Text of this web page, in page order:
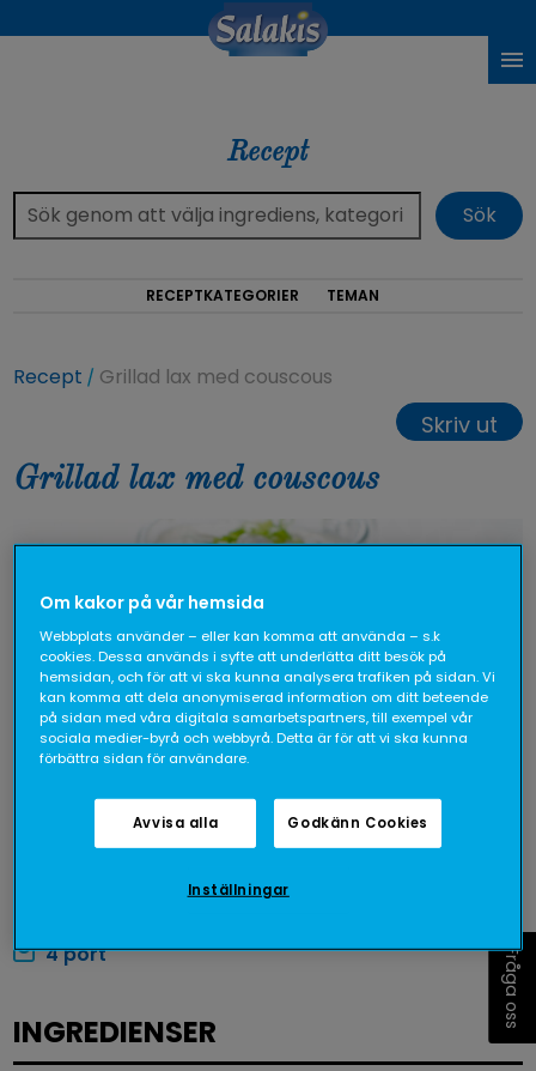
Fråga oss
Recept
RECEPTKATEGORIER TEMAN
Recept Grillad lax med couscous
Skriv ut
Grillad lax med couscous
4 port
INGREDIENSER
Om kakor på vår hemsida
Webbplats använder – eller kan komma att använda – s.k
cookies. Dessa används i syfte att underlätta ditt besök på
hemsidan, och för att vi ska kunna analysera trafiken på sidan. Vi
kan komma att dela anonymiserad information om ditt beteende
på sidan med våra digitala samarbetspartners, till exempel vår
sociala medier-byrå och webbyrå. Detta är för att vi ska kunna
förbättra sidan för användare.
Avvisa alla Godkänn Cookies
Inställningar